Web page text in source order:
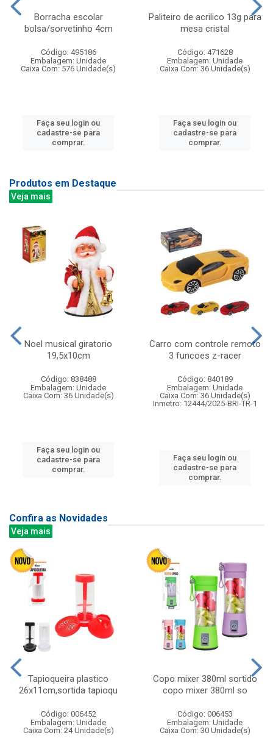
Borracha escolar
bolsa/sorvetinho 4cm
Código: 495186
Embalagem: Unidade
Caixa Com: 576 Unidade(s)
Faça seu login ou
cadastre-se para
comprar.
Paliteiro de acrilico 13g para
mesa cristal
Código: 471628
Embalagem: Unidade
Caixa Com: 36 Unidade(s)
Faça seu login ou
cadastre-se para
comprar.
Produtos em Destaque
Veja mais
Noel musical giratorio
19,5x10cm
Código: 838488
Embalagem: Unidade
Caixa Com: 36 Unidade(s)
Faça seu login ou
cadastre-se para
comprar.
Carro com controle remoto
3 funcoes z-racer
Código: 840189
Embalagem: Unidade
Caixa Com: 36 Unidade(s)
Inmetro: 12444/2025-BRI-TR-1
Faça seu login ou
cadastre-se para
comprar.
Confira as Novidades
Veja mais
Tapioqueira plastico
26x11cm,sortida tapioqu
Código: 006452
Embalagem: Unidade
Caixa Com: 24 Unidade(s)
Copo mixer 380ml sortido
copo mixer 380ml so
Código: 006453
Embalagem: Unidade
Caixa Com: 30 Unidade(s)